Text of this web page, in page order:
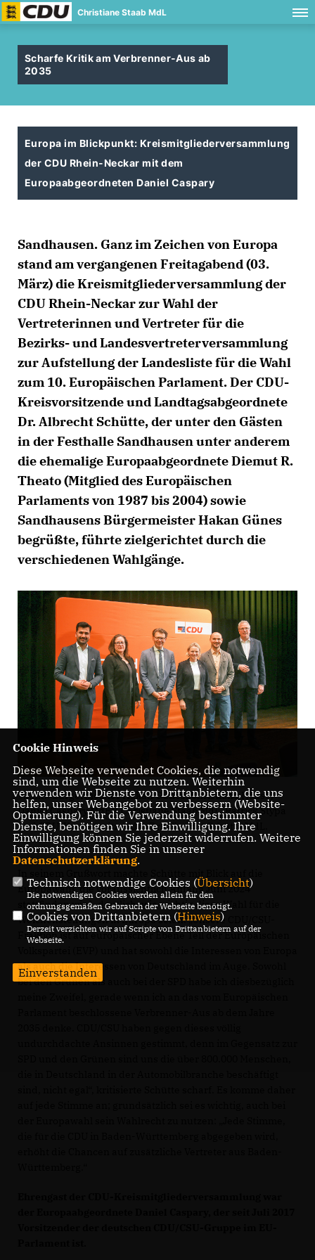
Christiane Staab MdL
Scharfe Kritik am Verbrenner-Aus ab
2035
Europa im Blickpunkt: Kreismitgliederversammlung
der CDU Rhein-Neckar mit dem
Europaabgeordneten Daniel Caspary
Sandhausen. Ganz im Zeichen von Europa
stand am vergangenen Freitagabend (03.
März) die Kreismitgliederversammlung der
CDU Rhein-Neckar zur Wahl der
Vertreterinnen und Vertreter für die
Bezirks- und Landesvertreterversammlung
zur Aufstellung der Landesliste für die Wahl
zum 10. Europäischen Parlament. Der CDU-
Kreisvorsitzende und Landtagsabgeordnete
Dr. Albrecht Schütte, der unter den Gästen
in der Festhalle Sandhausen unter anderem
die ehemalige Europaabgeordnete Diemut R.
Theato (Mitglied des Europäischen
Parlaments von 1987 bis 2004) sowie
Sandhausens Bürgermeister Hakan Günes
begrüßte, führte zielgerichtet durch die
verschiedenen Wahlgänge.
V.l.n.r.: Bürgermeister Hakan Günes, Christiane Haase,
Daniel Caspary MdEP, Christiane Staab MdL, Patrick Stypa
und CDU-Kreisvorsitzender Dr. Albrecht Schütte MdL.
Europawahl, die voraussichtlich Anfang Juni 2024
stattfinden wird, deutlich, wie wichtig diese Wahl für die
Weichenstellungen in Europa seien. „Unsere CDU/CSU-
Fraktion ist auf europäischer Ebene Teil der Europäischen
als auch die Interessen von Deutschland im Auge. Sowohl
bei den Grünen als auch bei der SPD habe ich diesbezüglich
Cookie Hinweis
Diese Webseite verwendet Cookies, die notwendig
sind, um die Webseite zu nutzen. Weiterhin
verwenden wir Dienste von Drittanbietern, die uns
helfen, unser Webangebot zu verbessern (Website-
Optmierung). Für die Verwendung bestimmter
Dienste, benötigen wir Ihre Einwilligung. Ihre
Einwilligung können Sie jederzeit widerrufen. Weitere
Informationen finden Sie in unserer
Datenschutzerklärung.
Technisch notwendige Cookies (Übersicht)
Die notwendigen Cookies werden allein für den
ordnungsgemäßen Gebrauch der Webseite benötigt.
Cookies von Drittanbietern (Hinweis)
Derzeit verzichten wir auf Scripte von Drittanbietern auf der
Webseite.
Einverstanden